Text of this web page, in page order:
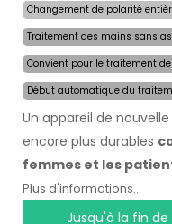
Changement de polarité
Traitement des mains sans
Convient pour le traitement
Début automatique du
Un appareil de
encore plus durables
femmes et les
Grâce à sa technologie
peut arrêter la
Plus d'informations...
Jusqu'à la fin